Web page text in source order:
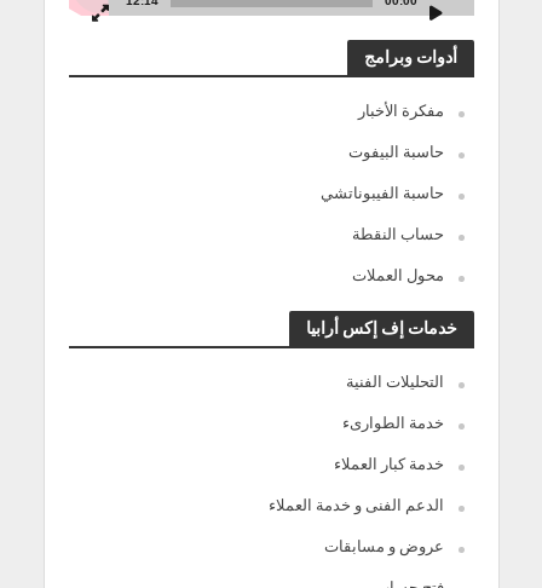
أدوات وبرامج
مفكرة الأخبار
حاسبة البيفوت
حاسبة الفيبوناتشي
حساب النقطة
محول العملات
خدمات إف إكس أرابيا
التحليلات الفنية
خدمة الطوارىء
خدمة كبار العملاء
الدعم الفنى و خدمة العملاء
عروض و مسابقات